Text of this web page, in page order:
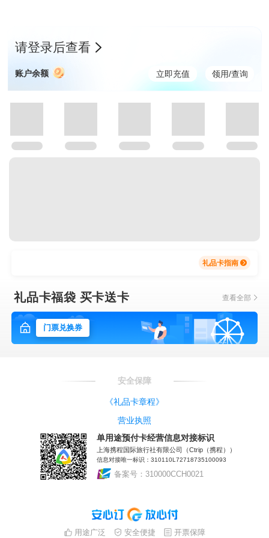
请登录后查看
账户余额 立即充值 领用/查询
礼品卡指南
礼品卡福袋 买卡送卡 查看全部
门票兑换券
安全保障
《礼品卡章程》
营业执照
单用途预付卡经营信息对接标识
上海携程国际旅行社有限公司（Ctrip（携程））
信息对接唯一标识：310110L72718735100093
备案号：310000CCH0021
用途广泛 安全便捷 开票保障